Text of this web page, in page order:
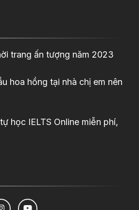
trang ấn tượng năm 2023
hoa hồng tại nhà chị em nên
học IELTS Online miễn phí,